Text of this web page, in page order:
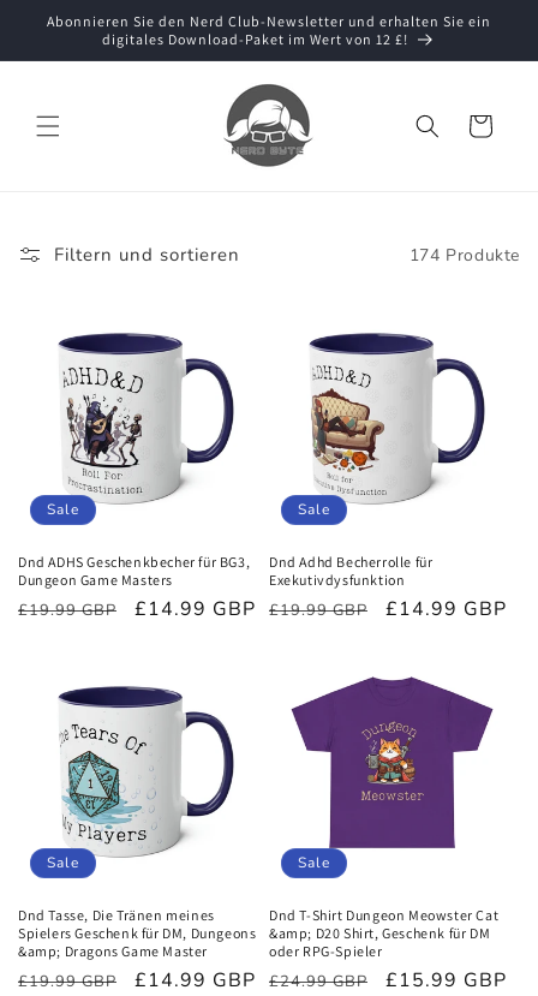
zum
Abonnieren Sie den Nerd Club-Newsletter und erhalten Sie ein
digitales Download-Paket im Wert von 12 £!
Warenkorb
Filtern und sortieren 174 Produkte
Sale
Dnd ADHS Geschenkbecher für BG3,
Dungeon Game Masters
Normaler
£19.99 GBP Verkaufspreis
£14.99 GBP
Sale
Dnd Adhd Becherrolle für
Exekutivdysfunktion
Normaler
£19.99 GBP Verkaufspreis
£14.99 GBP
Sale
Dnd Tasse, Die Tränen meines
Spielers Geschenk für DM, Dungeons
&amp; Dragons Game Master
Normaler
£19.99 GBP Verkaufspreis
£14.99 GBP
Sale
Dnd T-Shirt Dungeon Meowster Cat
&amp; D20 Shirt, Geschenk für DM
oder RPG-Spieler
Normaler
£24.99 GBP Verkaufspreis
£15.99 GBP